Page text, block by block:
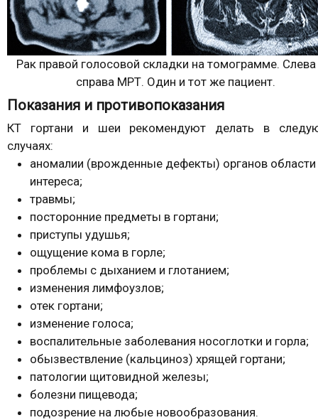
Рак правой голосовой складки на томограмме. Слева
справа МРТ. Один и тот же пациент.
Показания и противопоказания
КТ гортани и шеи рекомендуют делать в
случаях:
аномалии (врожденные дефекты) органов области
интереса;
травмы;
посторонние предметы в гортани;
приступы удушья;
ощущение кома в горле;
проблемы с дыханием и глотанием;
изменения лимфоузлов;
отек гортани;
изменение голоса;
воспалительные заболевания носоглотки и горла;
обызвествление (кальциноз) хрящей гортани;
патологии щитовидной железы;
болезни пищевода;
подозрение на любые новообразования.